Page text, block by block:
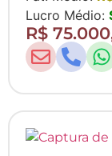
Lucro Médio:
R$